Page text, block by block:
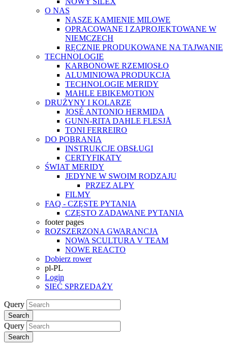
O NAS
NASZE KAMIENIE MILOWE
OPRACOWANE I ZAPROJEKTOWANE W
NIEMCZECH
RĘCZNIE PRODUKOWANE NA TAJWANIE
TECHNOLOGIE
KARBONOWE RZEMIOSŁO
ALUMINIOWA PRODUKCJA
TECHNOLOGIE MERIDY
MAHLE EBIKEMOTION
DRUŻYNY I KOLARZE
JOSÉ ANTONIO HERMIDA
GUNN-RITA DAHLE FLESJÅ
TONI FERREIRO
DO POBRANIA
INSTRUKCJE OBSŁUGI
CERTYFIKATY
ŚWIAT MERIDY
JEDYNE W SWOIM RODZAJU
PRZEZ ALPY
FILMY
FAQ - CZĘSTE PYTANIA
CZĘSTO ZADAWANE PYTANIA
footer pages
ROZSZERZONA GWARANCJA
NOWA SCULTURA V TEAM
NOWE REACTO
Dobierz rower
pl-PL
Login
SIEĆ SPRZEDAŻY
Query
Search
Query
Search